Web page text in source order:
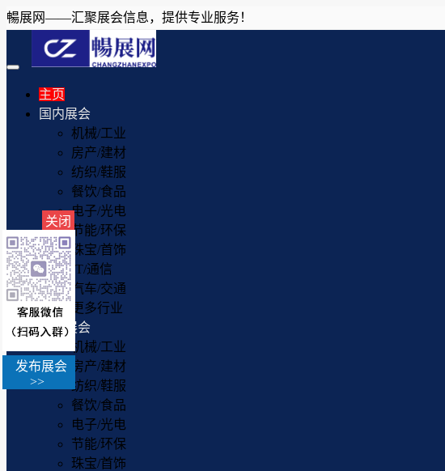
暢展网——汇聚展会信息，提供专业服务！
Toggle
navigation
主页
国内展会
机械/工业
房产/建材
纺织/鞋服
餐饮/食品
电子/光电
节能/环保
珠宝/首饰
IT/通信
汽车/交通
更多行业
国外展会
机械/工业
房产/建材
纺织/鞋服
餐饮/食品
电子/光电
节能/环保
珠宝/首饰
关闭
发布展会
>>